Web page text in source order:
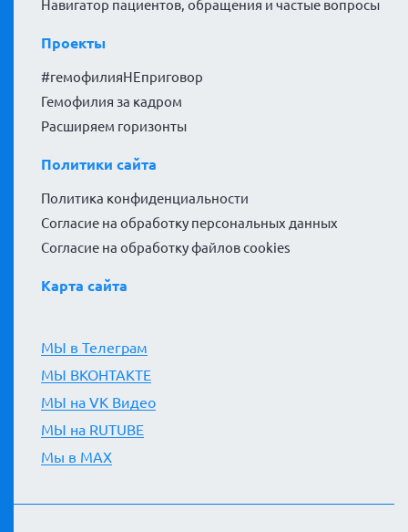
Навигатор пациентов, обращения и частые вопросы
Проекты
#гемофилияНЕприговор
Гемофилия за кадром
Расширяем горизонты
Политики сайта
Политика конфиденциальности
Согласие на обработку персональных данных
Согласие на обработку файлов cookies
Карта сайта
МЫ в Телеграм
МЫ ВКОНТАКТЕ
МЫ на VK Видео
МЫ на RUTUBE
Мы в MAX